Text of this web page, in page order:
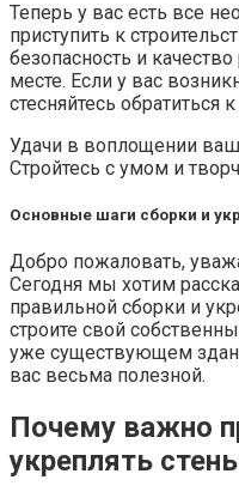
Теперь у вас есть все
приступить к
безопасность и
месте. Если у вас
стесняйтесь обратиться
Удачи в воплощении
Стройтесь с умом и
Основные шаги сборки и
Добро пожаловать,
Сегодня мы хотим
правильной сборки и
строите свой
уже существующем
вас весьма полезной.
Почему важно
укреплять